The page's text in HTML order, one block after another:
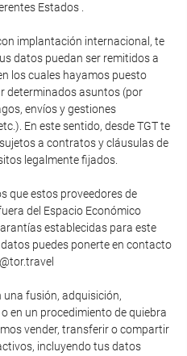
Estados .
implantación internacional, te
datos puedan ser remitidos a
los cuales hayamos puesto
determinados asuntos (por
envíos y gestiones
En este sentido, desde TGT te
a contratos y cláusulas de
legalmente fijados.
que estos proveedores de
del Espacio Económico
establecidas para este
puedes ponerte en contacto
una fusión, adquisición,
en un procedimiento de quiebra
vender, transferir o compartir
incluyendo tus datos